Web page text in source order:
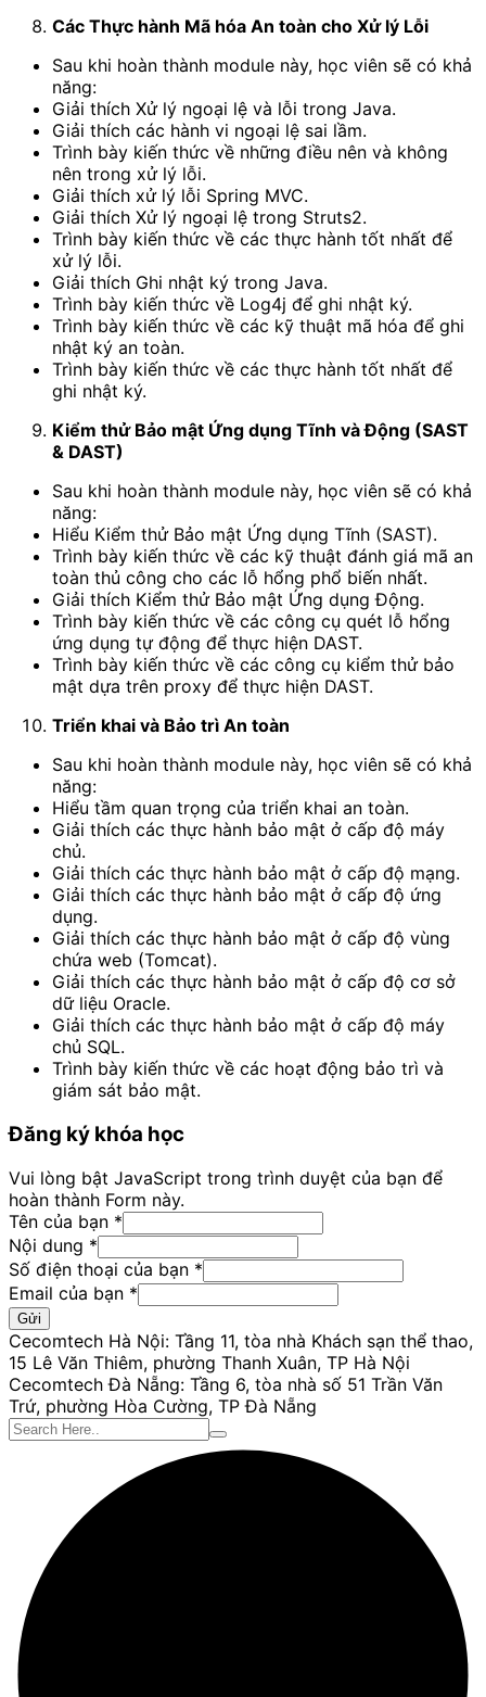
Các Thực hành Mã hóa An toàn cho Xử lý Lỗi
Sau khi hoàn thành module này, học viên sẽ có khả
năng:
Giải thích Xử lý ngoại lệ và lỗi trong Java.
Giải thích các hành vi ngoại lệ sai lầm.
Trình bày kiến thức về những điều nên và không
nên trong xử lý lỗi.
Giải thích xử lý lỗi Spring MVC.
Giải thích Xử lý ngoại lệ trong Struts2.
Trình bày kiến thức về các thực hành tốt nhất để
xử lý lỗi.
Giải thích Ghi nhật ký trong Java.
Trình bày kiến thức về Log4j để ghi nhật ký.
Trình bày kiến thức về các kỹ thuật mã hóa để ghi
nhật ký an toàn.
Trình bày kiến thức về các thực hành tốt nhất để
ghi nhật ký.
Kiểm thử Bảo mật Ứng dụng Tĩnh và Động (SAST
& DAST)
Sau khi hoàn thành module này, học viên sẽ có khả
năng:
Hiểu Kiểm thử Bảo mật Ứng dụng Tĩnh (SAST).
Trình bày kiến thức về các kỹ thuật đánh giá mã an
toàn thủ công cho các lỗ hổng phổ biến nhất.
Giải thích Kiểm thử Bảo mật Ứng dụng Động.
Trình bày kiến thức về các công cụ quét lỗ hổng
ứng dụng tự động để thực hiện DAST.
Trình bày kiến thức về các công cụ kiểm thử bảo
mật dựa trên proxy để thực hiện DAST.
Triển khai và Bảo trì An toàn
Sau khi hoàn thành module này, học viên sẽ có khả
năng:
Hiểu tầm quan trọng của triển khai an toàn.
Giải thích các thực hành bảo mật ở cấp độ máy
chủ.
Giải thích các thực hành bảo mật ở cấp độ mạng.
Giải thích các thực hành bảo mật ở cấp độ ứng
dụng.
Giải thích các thực hành bảo mật ở cấp độ vùng
chứa web (Tomcat).
Giải thích các thực hành bảo mật ở cấp độ cơ sở
dữ liệu Oracle.
Giải thích các thực hành bảo mật ở cấp độ máy
chủ SQL.
Trình bày kiến thức về các hoạt động bảo trì và
giám sát bảo mật.
Đăng ký khóa học
Vui lòng bật JavaScript trong trình duyệt của bạn để
hoàn thành Form này.
Tên của bạn *
Email
điện
Tên
Nội dung *
Số điện thoại của bạn *
Email của bạn *
Gửi
Cecomtech Hà Nội: Tầng 11, tòa nhà Khách sạn thể thao,
15 Lê Văn Thiêm, phường Thanh Xuân, TP Hà Nội
Cecomtech Đà Nẵng: Tầng 6, tòa nhà số 51 Trần Văn
Trứ, phường Hòa Cường, TP Đà Nẵng